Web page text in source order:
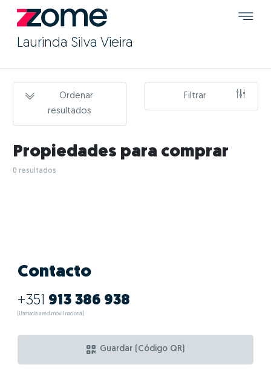
Laurinda Silva Vieira
Ordenar
resultados
Filtrar
Propiedades para comprar
0 resultados
Contacto
+351 913 386 938
(Llamada a red móvil nacional)
Guardar (Código QR)